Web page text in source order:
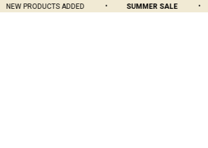
NEW PRODUCTS ADDED SUMMER SALE